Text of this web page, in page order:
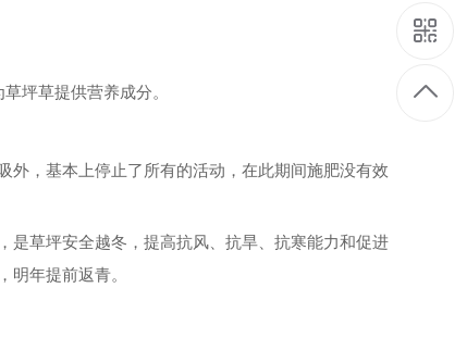
坪草提供营养成分。
，基本上停止了所有的活动，在此期间施肥没有效
草坪安全越冬，提高抗风、抗旱、抗寒能力和促进
年提前返青。